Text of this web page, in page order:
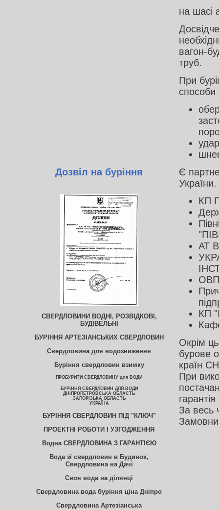
на шасі
вагон-
труб.
При
способи
Є
України.
КП
АТ
ОВП
КП
Окрім
бурове
країн
При
гарантія
За весь
Дозвіл на буріння
СВЕРДЛОВИНИ ВОДНІ, РОЗВІДКОВІ,
БУДІВЕЛЬНІ
БУРІННЯ АРТЕЗІАНСЬКИХ СВЕРДЛОВИН
Свердловина для водозниження
Буріння свердловин взимку
ПРОБУРИТИ СВЕРДЛОВИНУ для ВОДИ
БУРІННЯ СВЕРДЛОВИН ДЛЯ ВОДИ
ДНІПРОПЕТРОВСЬКА ОБЛАСТЬ
ЗАПОРІЗЬКА ОБЛАСТЬ
УКРАЇНА
БУРІННЯ СВЕРДЛОВИН ПІД "КЛЮЧ"
ПРОЕКТНІ РОБОТИ І УЗГОДЖЕННЯ
Водна СВЕРДЛОВИНА З ГАРАНТІЄЮ
Вода зі свердловин в Будинок,
Свердловина на Дачі
Своя вода на ділянці
Свердловина вода буріння ціна Дніпро
Свердловина Артезіанська